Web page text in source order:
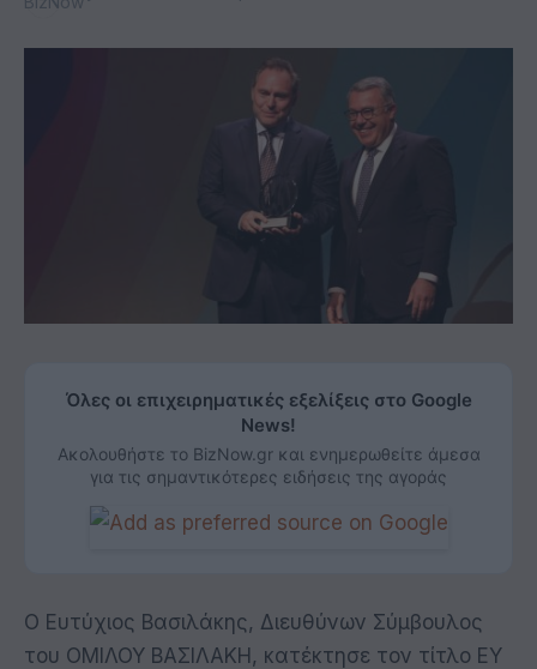
Όλες οι επιχειρηματικές εξελίξεις στο Google
News!
Ακολουθήστε το BizNow.gr και ενημερωθείτε άμεσα
για τις σημαντικότερες ειδήσεις της αγοράς
Ο Ευτύχιος Βασιλάκης, Διευθύνων Σύμβουλος
του ΟΜΙΛΟΥ ΒΑΣΙΛΑΚΗ, κατέκτησε τον τίτλο EY